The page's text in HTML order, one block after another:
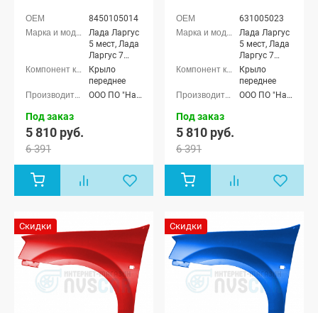
8450105014
Лада Ларгус
5 мест, Лада
Ларгус 7
мест
Крыло
переднее
ООО ПО "Начало"
Под заказ
5 810 руб.
6 391
631005023
Лада Ларгус
5 мест, Лада
Ларгус 7
мест
Крыло
переднее
ООО ПО "Начало"
Под заказ
5 810 руб.
6 391
Скидки Скидки